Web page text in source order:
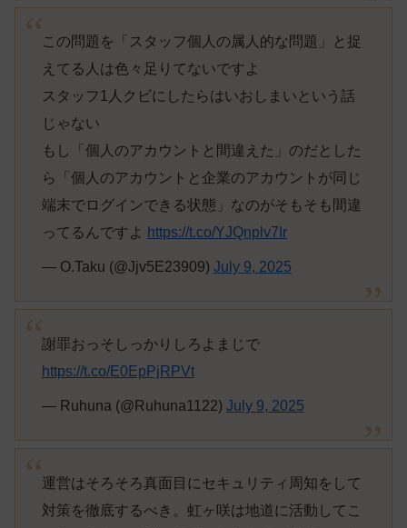
この問題を「スタッフ個人の属人的な問題」と捉
えてる人は色々足りてないですよ
スタッフ1人クビにしたらはいおしまいという話
じゃない
もし「個人のアカウントと間違えた」のだとした
ら「個人のアカウントと企業のアカウントが同じ
端末でログインできる状態」なのがそもそも間違
ってるんですよ
https://t.co/YJQnplv7Ir
— O.Taku (@Jjv5E23909) July 9, 2025
謝罪おっそしっかりしろよまじで
https://t.co/E0EpPjRPVt
— Ruhuna (@Ruhuna1122) July 9, 2025
運営はそろそろ真面目にセキュリティ周知をして
対策を徹底するべき。虹ヶ咲は地道に活動してこ